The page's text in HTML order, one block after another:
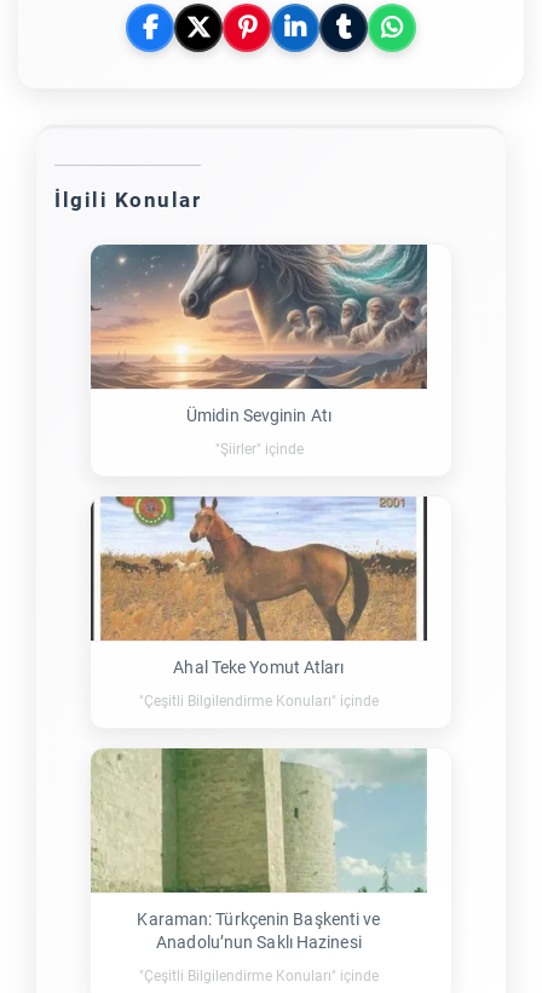
İlgili Konular
Ümidin Sevginin Atı
"Şiirler" içinde
Ahal Teke Yomut Atları
"Çeşitli Bilgilendirme Konuları" içinde
Karaman: Türkçenin Başkenti ve
Anadolu’nun Saklı Hazinesi
"Çeşitli Bilgilendirme Konuları" içinde